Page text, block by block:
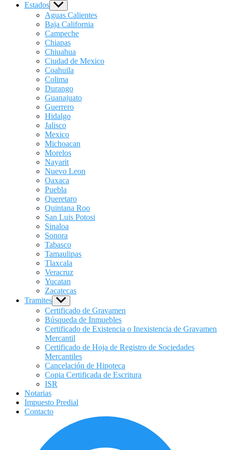
Estados Show
sub
menu
Aguas Calientes
Baja California
Campeche
Chiapas
Chiuahua
Ciudad de Mexico
Coahuila
Colima
Durango
Guanajuato
Guerrero
Hidalgo
Jalisco
Mexico
Michoacan
Morelos
Nayarit
Nuevo Leon
Oaxaca
Puebla
Queretaro
Quintana Roo
San Luis Potosi
Sinaloa
Sonora
Tabasco
Tamaulipas
Tlaxcala
Veracruz
Yucatan
Zacatecas
Tramites Show
sub
menu
Certificado de Gravamen
Búsqueda de Inmuebles
Certificado de Existencia o Inexistencia de Gravamen
Mercantil
Certificado de Hoja de Registro de Sociedades
Mercantiles
Cancelación de Hipoteca
Copia Certificada de Escritura
ISR
Notarias
Impuesto Predial
Contacto